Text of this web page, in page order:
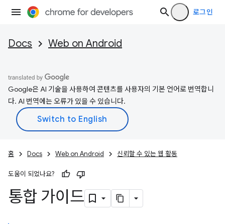
로그인
Docs Web on Android
Google은 AI 기술을 사용하여 콘텐츠를 사용자의 기본 언어로 번역합니
다. AI 번역에는 오류가 있을 수 있습니다.
홈 Docs Web on Android 신뢰할 수 있는 웹 활동
도움이 되었나요?
통합 가이드